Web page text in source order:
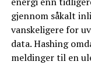
gjennom såkalt
vanskeligere for
data. Hashing
meldinger til en